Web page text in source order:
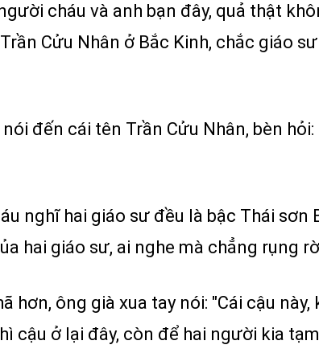
cháu và anh bạn đây, quả thật
Cửu Nhân ở Bắc Kinh, chắc giáo
đến cái tên Trần Cửu Nhân, bèn
nghĩ hai giáo sư đều là bậc Thái
hai giáo sư, ai nghe mà chẳng rụng
hơn, ông già xua tay nói: "Cái cậu
cậu ở lại đây, còn để hai người kia